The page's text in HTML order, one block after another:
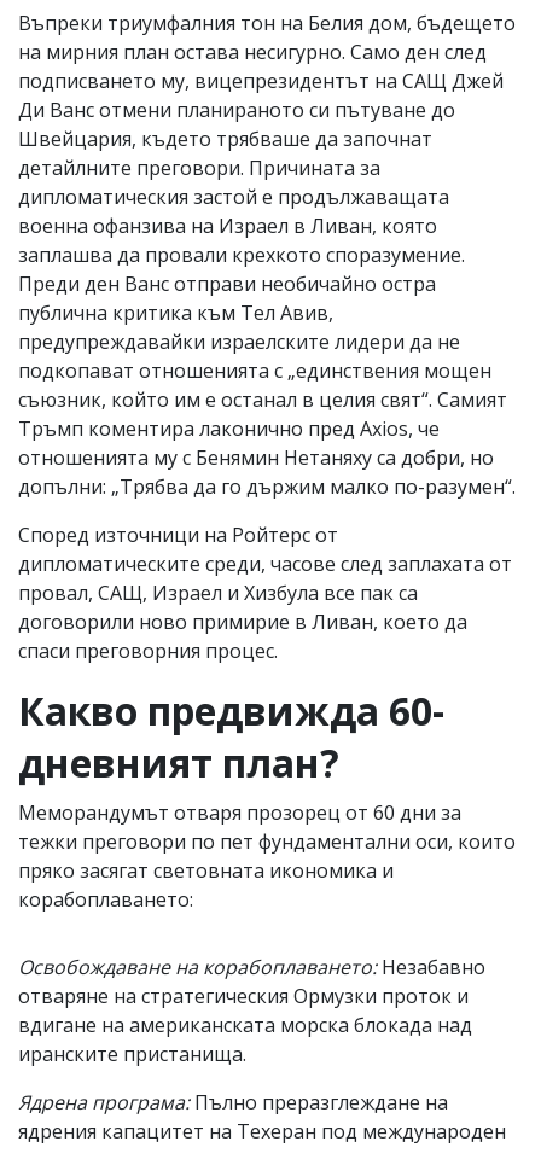
Въпреки триумфалния тон на Белия дом, бъдещето
на мирния план остава несигурно. Само ден след
подписването му, вицепрезидентът на САЩ Джей
Ди Ванс отмени планираното си пътуване до
Швейцария, където трябваше да започнат
детайлните преговори. Причината за
дипломатическия застой е продължаващата
военна офанзива на Израел в Ливан, която
заплашва да провали крехкото споразумение.
Преди ден Ванс отправи необичайно остра
публична критика към Тел Авив,
предупреждавайки израелските лидери да не
подкопават отношенията с „единствения мощен
съюзник, който им е останал в целия свят“. Самият
Тръмп коментира лаконично пред Axios, че
отношенията му с Бенямин Нетаняху са добри, но
допълни: „Трябва да го държим малко по-разумен“.
Според източници на Ройтерс от
дипломатическите среди, часове след заплахата от
провал, САЩ, Израел и Хизбула все пак са
договорили ново примирие в Ливан, което да
спаси преговорния процес.
Какво предвижда 60-
дневният план?
Меморандумът отваря прозорец от 60 дни за
тежки преговори по пет фундаментални оси, които
пряко засягат световната икономика и
корабоплаването:
Освобождаване на корабоплаването:Незабавно
отваряне на стратегическия Ормузки проток и
вдигане на американската морска блокада над
иранските пристанища.
Ядрена програма:Пълно преразглеждане на
ядрения капацитет на Техеран под международен